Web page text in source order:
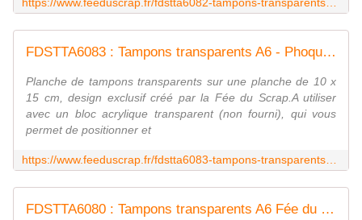
FDSTTA6083 : Tampons transparents A6 - Phoque Fée du SCrap
Planche de tampons transparents sur une planche de 10 x
15 cm, design exclusif créé par la Fée du Scrap.A utiliser
avec un bloc acrylique transparent (non fourni), qui vous
permet de positionner et
FDSTTA6080 : Tampons transparents A6 Fée du SCrap